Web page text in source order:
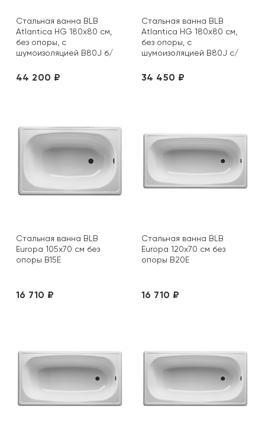
Стальная ванна BLB
Atlantica HG 180х80 см,
без опоры, с
шумоизоляцией B80J б/
44 200 ₽
Стальная ванна BLB
Atlantica HG 180х80 см,
без опоры, с
шумоизоляцией B80J с/
34 450 ₽
Стальная ванна BLB
Europa 105х70 см без
опоры B15E
16 710 ₽
Стальная ванна BLB
Europa 120х70 см без
опоры B20E
16 710 ₽